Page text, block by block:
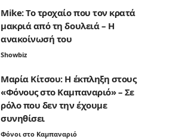
Mike: Το τροχαίο που τον κρατά
μακριά από τη δουλειά – Η
ανακοίνωσή του
Showbiz
Μαρία Κίτσου: Η έκπληξη στους
«Φόνους στο Καμπαναριό» – Σε
ρόλο που δεν την έχουμε
συνηθίσει
Φόνοι στο Καμπαναριό